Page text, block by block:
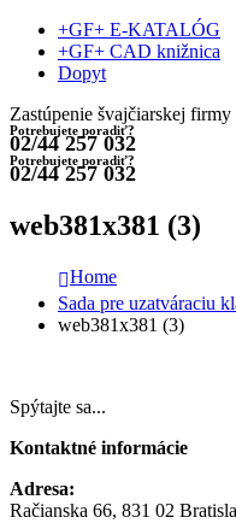
+GF+ E-KATALÓG
+GF+ CAD knižnica
Dopyt
Zastúpenie švajčiarskej
Potrebujete poradiť?
02/44 257 032
Potrebujete poradiť?
02/44 257 032
web381x381 (3)
Home
Sada pre uzatváraciu
web381x381 (3)
Spýtajte sa...
Kontaktné informácie
Adresa:
Račianska 66, 831 02